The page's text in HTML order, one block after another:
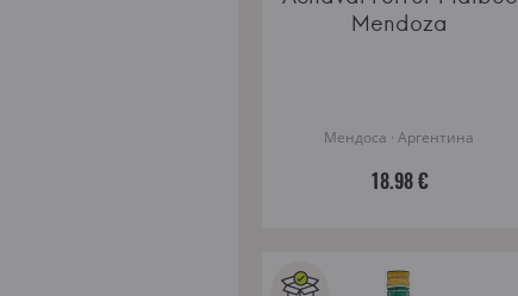
Mendoza
Мендоса · Аргентина
18.98 €